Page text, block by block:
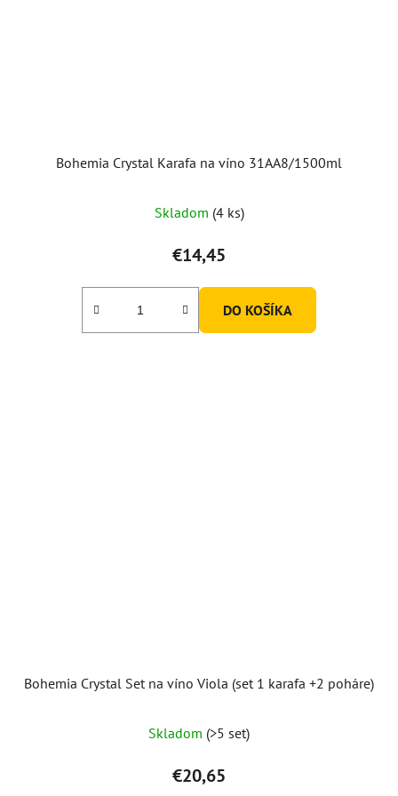
Bohemia Crystal Karafa na víno 31AA8/1500ml
Skladom (4 ks)
€14,45
DO KOŠÍKA
Bohemia Crystal Set na víno Viola (set 1 karafa +2 poháre)
Skladom (>5 set)
€20,65